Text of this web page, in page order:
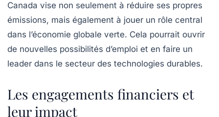
Canada vise non seulement à réduire ses propres
émissions, mais également à jouer un rôle central
dans l’économie globale verte. Cela pourrait ouvrir
de nouvelles possibilités d’emploi et en faire un
leader dans le secteur des technologies durables.
Les engagements financiers et
leur impact